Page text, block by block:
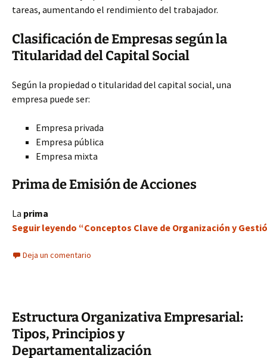
tareas, aumentando el rendimiento del trabajador.
Clasificación de Empresas según la
Titularidad del Capital Social
Según la propiedad o titularidad del capital social, una
empresa puede ser:
Empresa privada
Empresa pública
Empresa mixta
Prima de Emisión de Acciones
La prima
Seguir leyendo “Conceptos Clave de Organización y
Deja un comentario
Estructura Organizativa Empresarial:
Tipos, Principios y
Departamentalización